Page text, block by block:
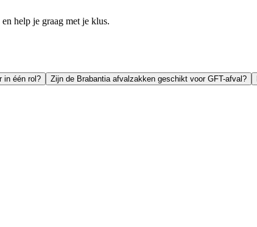
help je graag met je klus.
in één rol? Zijn de Brabantia afvalzakken geschikt voor GFT-afval?